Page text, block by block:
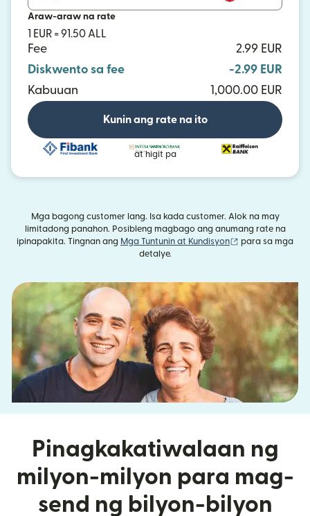
Araw-araw na rate
1 EUR = 91.50 ALL
Fee
2.99 EUR
Diskwento sa fee
-2.99 EUR
Kabuuan
1,000.00 EUR
Kunin ang rate na ito
at higit pa
Mga bagong customer lang. Isa kada customer. Alok na may
limitadong panahon. Posibleng magbago ang anumang rate na
ipinapakita. Tingnan ang Mga Tuntunin at Kundisyon (bubukas sa
para sa mga
detalye.
Pinagkakatiwalaan ng
milyon-milyon para mag-
send ng bilyon-bilyon